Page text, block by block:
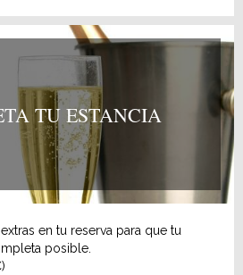
a 10 minutos caminando.
persona: 68 €
y precios y reserva tu paquete
avisar al hotel de la hora y el día
TU ESTANCIA
en tu reserva para que tu
posible.